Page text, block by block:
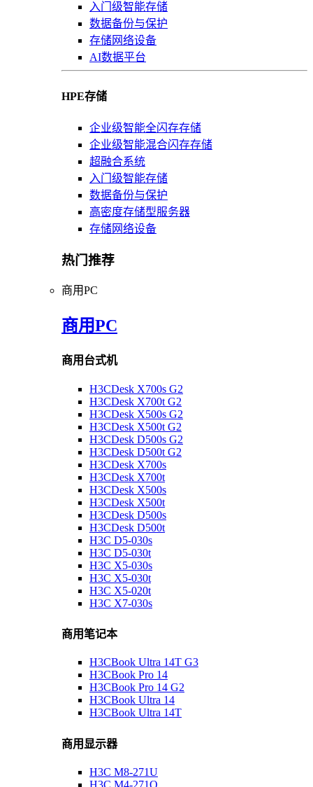
入门级智能存储
数据备份与保护
存储网络设备
AI数据平台
HPE存储
企业级智能全闪存存储
企业级智能混合闪存存储
超融合系统
入门级智能存储
数据备份与保护
高密度存储型服务器
存储网络设备
热门推荐
商用PC
商用PC
商用台式机
H3CDesk X700s G2
H3CDesk X700t G2
H3CDesk X500s G2
H3CDesk X500t G2
H3CDesk D500s G2
H3CDesk D500t G2
H3CDesk X700s
H3CDesk X700t
H3CDesk X500s
H3CDesk X500t
H3CDesk D500s
H3CDesk D500t
H3C D5-030s
H3C D5-030t
H3C X5-030s
H3C X5-030t
H3C X5-020t
H3C X7-030s
商用笔记本
H3CBook Ultra 14T G3
H3CBook Pro 14
H3CBook Pro 14 G2
H3CBook Ultra 14
H3CBook Ultra 14T
商用显示器
H3C M8-271U
H3C M4-271Q